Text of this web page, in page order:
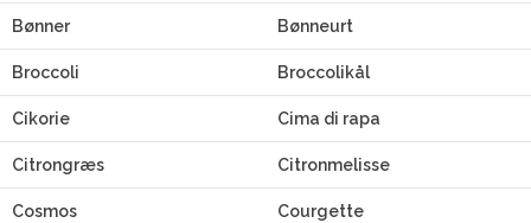
Bønner Bønneurt
Broccoli Broccolikål
Cikorie Cima di rapa
Citrongræs Citronmelisse
Cosmos Courgette